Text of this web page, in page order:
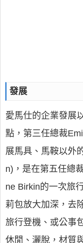
發展
愛馬仕的企業發展
點，第三任總裁
展馬具、馬鞍以外
n)，是在第五任總
ne Birkin的一次旅
莉包放大加深，去
旅行登機、或公事
休閒、灑脫，材質